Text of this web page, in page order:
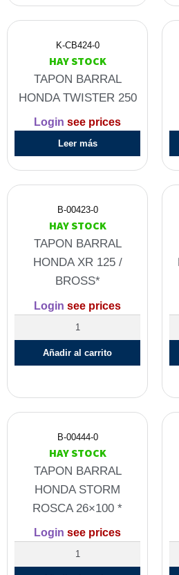
K-CB424-0
HAY STOCK
TAPON BARRAL
HONDA TWISTER 250
Login see prices
Leer más
B-00423-0
HAY STOCK
TAPON BARRAL
HONDA XR 125 /
BROSS*
Login see prices
Añadir al carrito
B-00444-0
HAY STOCK
TAPON BARRAL
HONDA STORM
ROSCA 26×100 *
Login see prices